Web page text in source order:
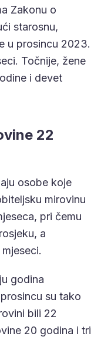
Zakonu o
starosnu,
u prosincu 2023.
Točnije, žene
i devet
22
osobe koje
mirovinu
pri čemu
a
godina
su tako
bili 22
20 godina i tri